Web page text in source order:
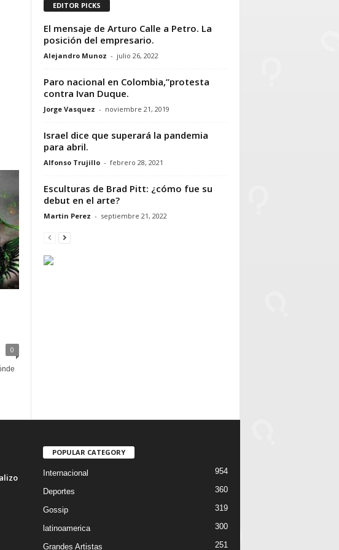
0
EDITOR PICKS
El mensaje de Arturo Calle a Petro. La
posición del empresario.
Alejandro Munoz - julio 26, 2022
Paro nacional en Colombia,”protesta
contra Ivan Duque.
Jorge Vasquez - noviembre 21, 2019
Israel dice que superará la pandemia
para abril.
Alfonso Trujillo - febrero 28, 2021
Esculturas de Brad Pitt: ¿cómo fue su
debut en el arte?
Martin Perez - septiembre 21, 2022
POPULAR CATEGORY
Internacional 954
Deportes 360
Gossip 319
latinoamerica 300
Grandes Artistas 251